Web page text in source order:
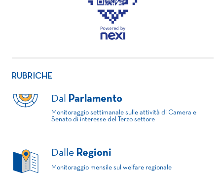
RUBRICHE
Dal Parlamento
Monitoraggio settimanale sulle attività di Camera e
Senato di interesse del Terzo settore
Dalle Regioni
Monitoraggio mensile sul welfare regionale